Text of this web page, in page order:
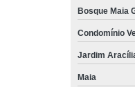
Bosque Maia
Condomínio
Jardim
Maia